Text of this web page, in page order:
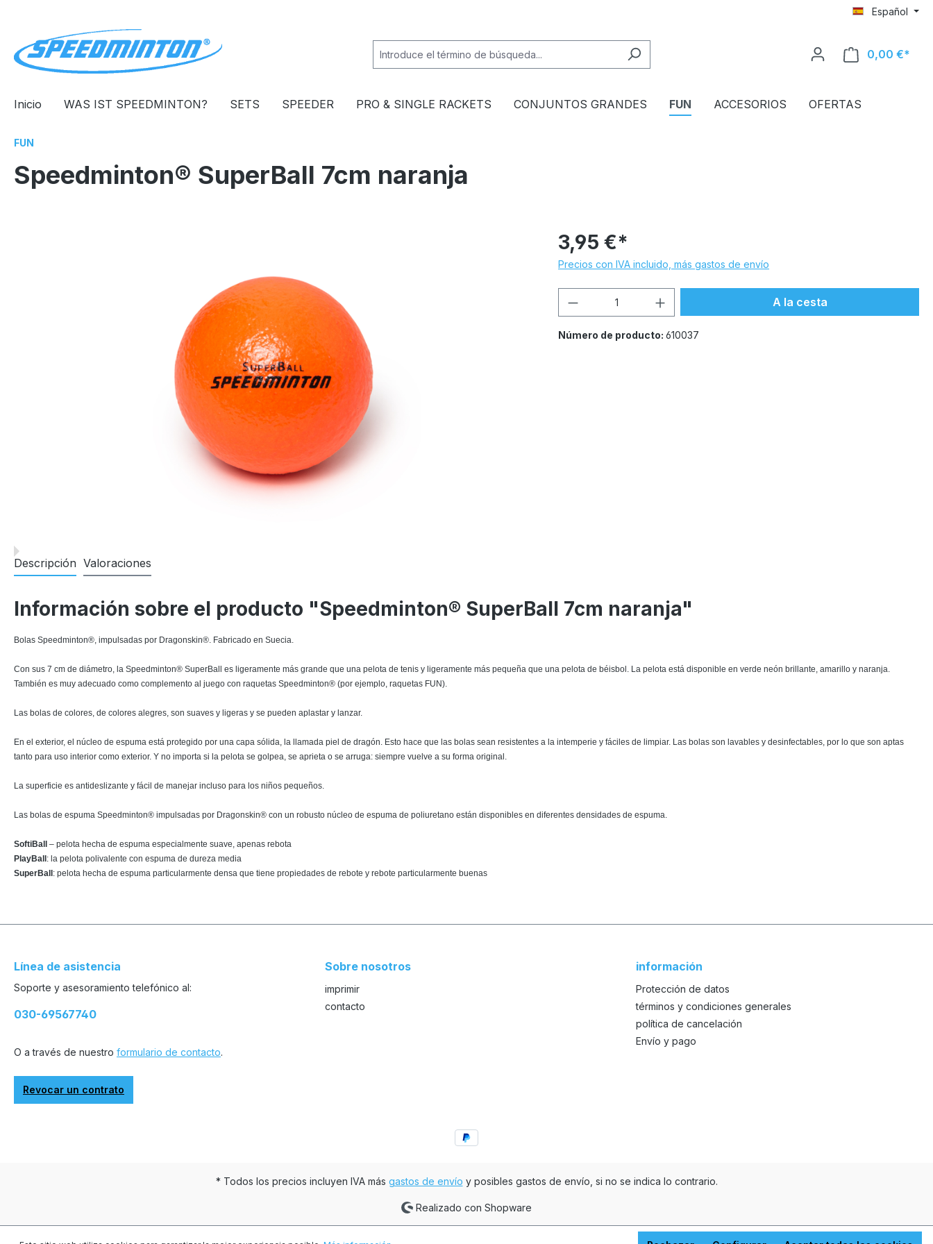
Español
0,00 €*
Inicio WAS IST SPEEDMINTON? SETS SPEEDER PRO & SINGLE RACKETS CONJUNTOS GRANDES FUN ACCESORIOS OFERTAS
FUN
Speedminton® SuperBall 7cm naranja
3,95 €*
Precios con IVA incluido, más gastos de envío
Cantidad del producto: introduce la cantidad
A la cesta
Número de producto: 610037
Descripción Valoraciones
Información sobre el producto "Speedminton® SuperBall 7cm naranja"
Bolas Speedminton®, impulsadas por Dragonskin®. Fabricado en Suecia.
Con sus 7 cm de diámetro, la Speedminton® SuperBall es ligeramente más grande que una pelota de tenis y ligeramente más pequeña que una pelota de béisbol. La pelota está disponible en verde neón brillante, amarillo y naranja.
También es muy adecuado como complemento al juego con raquetas Speedminton® (por ejemplo, raquetas FUN).
Las bolas de colores, de colores alegres, son suaves y ligeras y se pueden aplastar y lanzar.
En el exterior, el núcleo de espuma está protegido por una capa sólida, la llamada piel de dragón. Esto hace que las bolas sean resistentes a la intemperie y fáciles de limpiar. Las bolas son lavables y desinfectables, por lo que son aptas
tanto para uso interior como exterior. Y no importa si la pelota se golpea, se aprieta o se arruga: siempre vuelve a su forma original.
La superficie es antideslizante y fácil de manejar incluso para los niños pequeños.
Las bolas de espuma Speedminton® impulsadas por Dragonskin® con un robusto núcleo de espuma de poliuretano están disponibles en diferentes densidades de espuma.
SoftiBall
– pelota hecha de espuma especialmente suave, apenas rebota
PlayBall : la pelota polivalente con espuma de dureza media
SuperBall : pelota hecha de espuma particularmente densa que tiene propiedades de rebote y rebote particularmente buenas
Línea de asistencia
Soporte y asesoramiento telefónico al:
030-69567740
O a través de nuestro formulario de contacto.
Revocar un contrato
Sobre nosotros
imprimir
contacto
información
Protección de datos
términos y condiciones generales
política de cancelación
Envío y pago
* Todos los precios incluyen IVA más gastos de envío y posibles gastos de envío, si no se indica lo contrario.
Realizado con Shopware